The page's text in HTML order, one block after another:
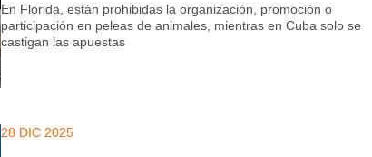
En Florida, están prohibidas la organización, promoción o
participación en peleas de animales, mientras en Cuba solo se
castigan las apuestas
28 DIC 2025